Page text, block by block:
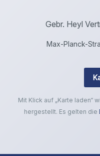
Gebr. Heyl
Max-Planck-
Mit Klick auf „Karte laden“
hergestellt. Es gelten die